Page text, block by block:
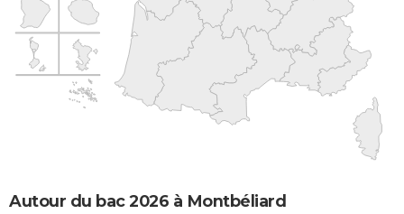
Autour du bac 2026 à Montbéliard